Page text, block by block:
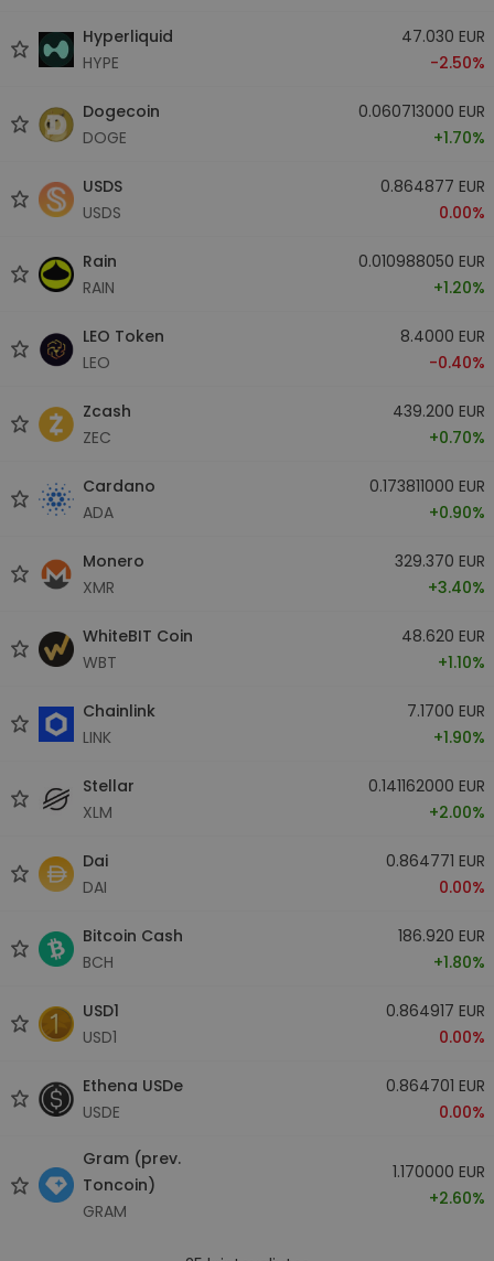
Hyperliquid
HYPE
47.030 EUR
-2.50%
Dogecoin
DOGE
0.060713000 EUR
+1.70%
USDS
USDS
0.864877 EUR
0.00%
Rain
RAIN
0.010988050 EUR
+1.20%
LEO Token
LEO
8.4000 EUR
-0.40%
Zcash
ZEC
439.200 EUR
+0.70%
Cardano
ADA
0.173811000 EUR
+0.90%
Monero
XMR
329.370 EUR
+3.40%
WhiteBIT Coin
WBT
48.620 EUR
+1.10%
Chainlink
LINK
7.1700 EUR
+1.90%
Stellar
XLM
0.141162000 EUR
+2.00%
Dai
DAI
0.864771 EUR
0.00%
Bitcoin Cash
BCH
186.920 EUR
+1.80%
USD1
USD1
0.864917 EUR
0.00%
Ethena USDe
USDE
0.864701 EUR
0.00%
Gram (prev.
Toncoin)
GRAM
1.170000 EUR
+2.60%